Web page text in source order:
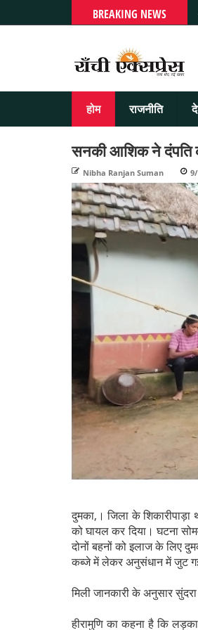
BREAKING NEWS
होम राजनीति
सनकी आशिक ने दंपति
Nibha Ranjan Suman
दुमका,। जिला के
को घायल कर दिया। घटना
दोनों बहनों को इलाज के लिए
कब्जे में लेकर अनुसंधान में जुट
मिली जानकारी के अनुसार
हीरामुणि का कहना है कि